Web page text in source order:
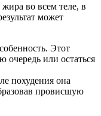
во всем теле, в
может
Этот
или остаться
похудения она
провисшую